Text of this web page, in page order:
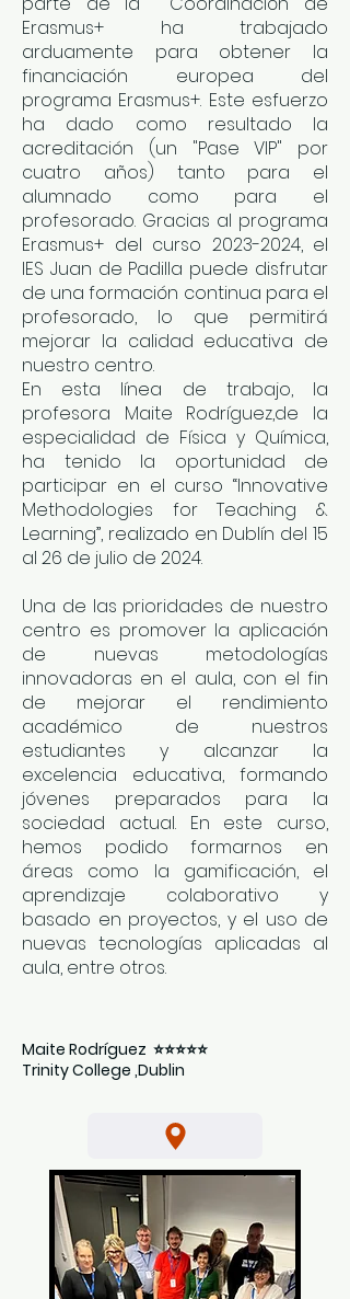
Erasmus+ ha trabajado
arduamente para obtener la
financiación europea del
programa Erasmus+. Este esfuerzo
ha dado como resultado la
acreditación (un "Pase VIP" por
cuatro años) tanto para el
alumnado como para el
profesorado. Gracias al programa
Erasmus+ del curso 2023-2024, el
IES Juan de Padilla puede disfrutar
de una formación continua para el
profesorado, lo que permitirá
mejorar la calidad educativa de
nuestro centro.
En esta línea de trabajo, la
profesora Maite Rodríguez,de la
especialidad de Física y Química,
ha tenido la oportunidad de
participar en el curso “Innovative
Methodologies for Teaching &
Learning”, realizado en Dublín del 15
al 26 de julio de 2024.
Una de las prioridades de nuestro
centro es promover la aplicación
de nuevas metodologías
innovadoras en el aula, con el fin
de mejorar el rendimiento
académico de nuestros
estudiantes y alcanzar la
excelencia educativa, formando
jóvenes preparados para la
sociedad actual. En este curso,
hemos podido formarnos en
áreas como la gamificación, el
aprendizaje colaborativo y
basado en proyectos, y el uso de
nuevas tecnologías aplicadas al
aula, entre otros.
Maite Rodríguez ⭐⭐⭐⭐⭐
Trinity College ,Dublin​